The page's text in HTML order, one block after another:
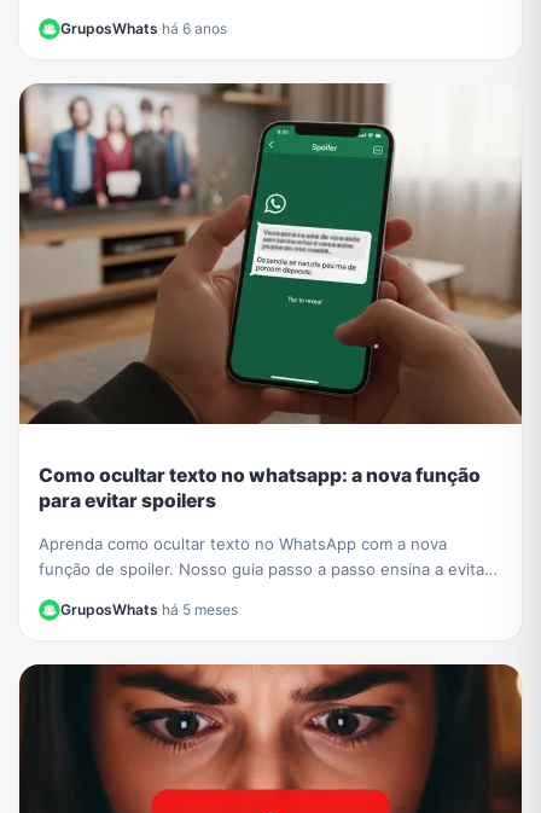
GruposWhats·há 6 anos
Como ocultar texto no whatsapp: a nova função
para evitar spoilers
Aprenda como ocultar texto no WhatsApp com a nova
função de spoiler. Nosso guia passo a passo ensina a evitar
revelar detalhes de séries e filmes em grupos.
GruposWhats·há 5 meses